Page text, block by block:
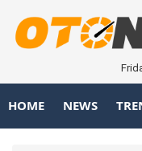
HOME NEWS